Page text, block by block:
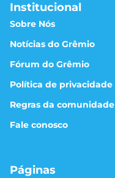
Institucional
Sobre Nós
Notícias do Grêmio
Fórum do Grêmio
Política de privacidade
Regras da comunidade
Fale conosco
Páginas